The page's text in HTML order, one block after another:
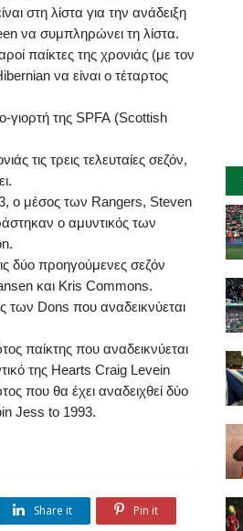
στη λίστα για την ανάδειξη
να συμπληρώνει τη λίστα.
παίκτες της χρονιάς (με τον
να είναι ο τέταρτος
γιορτή της SPFA (Scottish
τις τρεις τελευταίες σεζόν,
ο μέσος των Rangers, Steven
ο αμυντικός των
.
δύο προηγούμενες σεζόν
και Kris Commons.
των Dons που αναδεικνύεται
παίκτης που αναδεικνύεται
της Hearts Craig Levein
που θα έχει αναδειχθεί δύο
Jess to 1993.
Share it Pin it